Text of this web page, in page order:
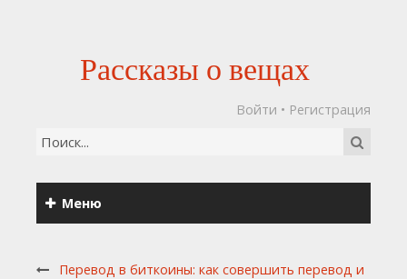
Рассказы о вещах
Войти • Регистрация
Меню
Перевод в биткоины: как совершить перевод и